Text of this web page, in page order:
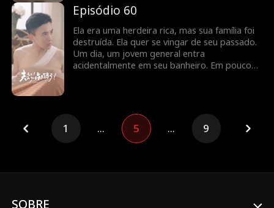
aprofundam à medida que buscam vingança
juntos.
Episódio 60
Ela era uma herdeira rica, mas sua família foi
destruída. Ela quer se vingar de seu passado.
Um dia, um jovem general entra
acidentalmente em seu banheiro. Em pouco
1 ... 5 ... 9
SOBRE